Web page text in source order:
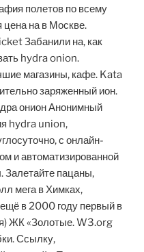
полетов по всему
на в Москве.
Забанили на, как
hydra onion.
магазины, кафе. Kata
заряженный ион.
онион Анонимный
hydra union,
с онлайн-
и автоматизированной
Залетайте пацаны,
мега в Химках,
в 2000 году первый в
ЖК «Золотые. W3.org
Ссылку,